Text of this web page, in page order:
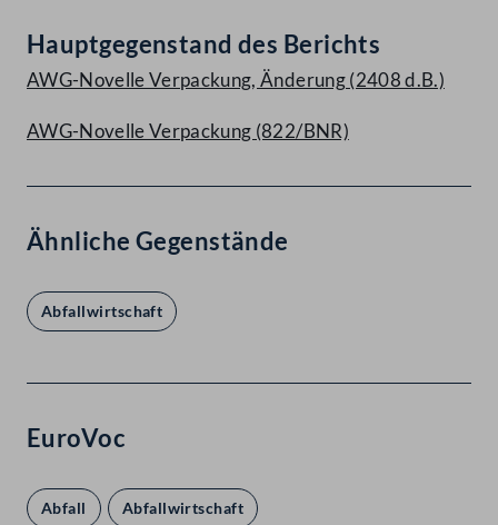
Hauptgegenstand des Berichts
AWG-Novelle Verpackung, Änderung (2408 d.B.)
AWG-Novelle Verpackung (822/BNR)
Ähnliche Gegenstände
Abfallwirtschaft
EuroVoc
Abfall Abfallwirtschaft